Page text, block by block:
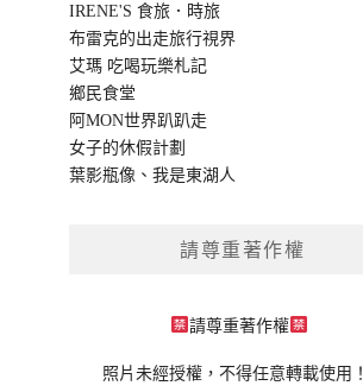
IRENE'S 食旅．時旅
布雷克的出走旅行視界
艾瑪 吃喝玩樂札記
鄉民食堂
阿MON世界趴趴走
女子的休假計劃
葉影瓶像 、我是東湖人
請尊重著作權
請尊重著作權
照片未經授權，不得任意轉載使用！